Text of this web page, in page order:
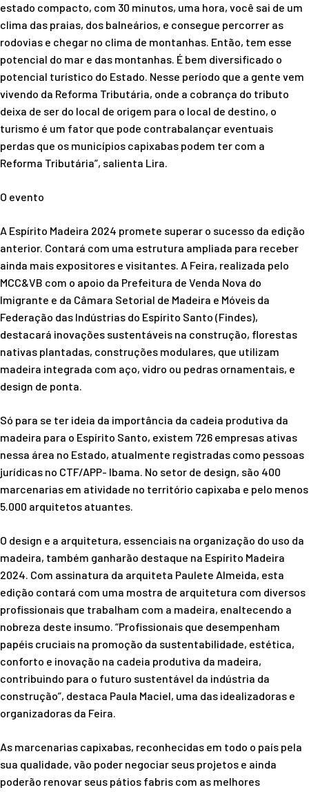
estado compacto, com 30 minutos, uma hora, você sai de um
clima das praias, dos balneários, e consegue percorrer as
rodovias e chegar no clima de montanhas. Então, tem esse
potencial do mar e das montanhas. É bem diversificado o
potencial turístico do Estado. Nesse período que a gente vem
vivendo da Reforma Tributária, onde a cobrança do tributo
deixa de ser do local de origem para o local de destino, o
turismo é um fator que pode contrabalançar eventuais
perdas que os municípios capixabas podem ter com a
Reforma Tributária”, salienta Lira.
O evento
A Espírito Madeira 2024 promete superar o sucesso da edição
anterior. Contará com uma estrutura ampliada para receber
ainda mais expositores e visitantes. A Feira, realizada pelo
MCC&VB com o apoio da Prefeitura de Venda Nova do
Imigrante e da Câmara Setorial de Madeira e Móveis da
Federação das Indústrias do Espírito Santo (Findes),
destacará inovações sustentáveis na construção, florestas
nativas plantadas, construções modulares, que utilizam
madeira integrada com aço, vidro ou pedras ornamentais, e
design de ponta.
Só para se ter ideia da importância da cadeia produtiva da
madeira para o Espírito Santo, existem 726 empresas ativas
nessa área no Estado, atualmente registradas como pessoas
jurídicas no CTF/APP- Ibama. No setor de design, são 400
marcenarias em atividade no território capixaba e pelo menos
5.000 arquitetos atuantes.
O design e a arquitetura, essenciais na organização do uso da
madeira, também ganharão destaque na Espírito Madeira
2024. Com assinatura da arquiteta Paulete Almeida, esta
edição contará com uma mostra de arquitetura com diversos
profissionais que trabalham com a madeira, enaltecendo a
nobreza deste insumo. “Profissionais que desempenham
papéis cruciais na promoção da sustentabilidade, estética,
conforto e inovação na cadeia produtiva da madeira,
contribuindo para o futuro sustentável da indústria da
construção”, destaca Paula Maciel, uma das idealizadoras e
organizadoras da Feira.
As marcenarias capixabas, reconhecidas em todo o país pela
sua qualidade, vão poder negociar seus projetos e ainda
poderão renovar seus pátios fabris com as melhores